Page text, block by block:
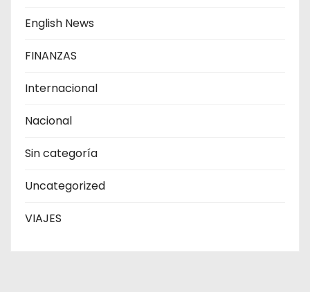
English News
FINANZAS
Internacional
Nacional
Sin categoría
Uncategorized
VIAJES